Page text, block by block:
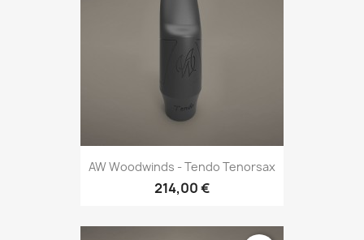
AW Woodwinds - Tendo Tenorsax
214,00 €